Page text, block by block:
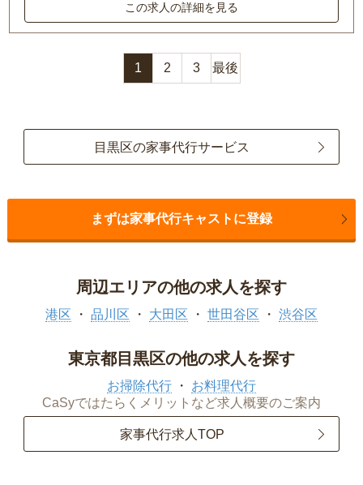
この求人の詳細を見る
1 2 3 最後
目黒区の家事代行サービス
まずは家事代行キャストに登録
周辺エリアの他の求人を探す
港区 品川区 大田区 世田谷区 渋谷区
東京都目黒区の他の求人を探す
お掃除代行
お料理代行
CaSyではたらくメリットなど求人概要のご案内
家事代行求人TOP